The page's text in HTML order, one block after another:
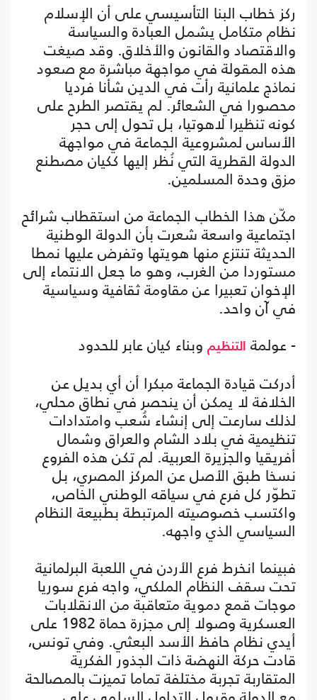
ركز خطاب البنا التأسيسي على أن الإسلام
نظام متكامل يشمل العبادة والسياسة
والاقتصاد والقانون والأخلاق. وقد صيغت
هذه المقولة في مواجهة مباشرة مع صعود
نماذج علمانية رأت في الدين شأنا فرديا
محصورا في الشعائر. لم يقتصر الطرح على
كونه تنظيرا لاهوتيا، بل تحول إلى حجر
الأساس لمشروعية الجماعة في مواجهة
الدولة القطرية التي نُظر إليها ككيان مصطنع
مزق وحدة المسلمين.
مكّن هذا الخطاب الجماعة من استقطاب شرائح
اجتماعية واسعة شعرت بأن الدولة الوطنية
الحديثة تنتزع منها هويتها وتفرض عليها نمطا
مستوردا من الغرب، وهو ما جعل الانتماء إلى
الإخوان تعبيرا عن مقاومة ثقافية وسياسية
في آن واحد.
- عولمة
التنظيم وبناء كيان عابر للحدود
أدركت قيادة الجماعة مبكرا أن أي بديل عن
الخلافة لا يمكن أن ينحصر في نطاق محلي،
لذلك سارعت إلى إنشاء شُعب وامتدادات
تنظيمية في بلاد الشام والعراق وشمال
أفريقيا والجزيرة العربية. لم تكن هذه الفروع
نسخا طبق الأصل عن المركز المصري، بل
تطوّر كل فرع في سياقه الوطني الخاص،
واكتسب خصوصيته المرتبطة بطبيعة النظام
السياسي الذي واجهه.
فبينما انخرط فرع الأردن في اللعبة البرلمانية
تحت سقف النظام الملكي، واجه فرع سوريا
موجات قمع دموية متعاقبة من الانقلابات
العسكرية وصولا إلى مجزرة حماة 1982 على
أيدي نظام حافظ الأسد البعثي. وفي تونس،
قادت حركة النهضة ذات الجذور الفكرية
المتقاربة تجربة مختلفة تماما تميزت بالمصالحة